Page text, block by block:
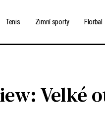
Tenis Zimní sporty Florbal
Velké